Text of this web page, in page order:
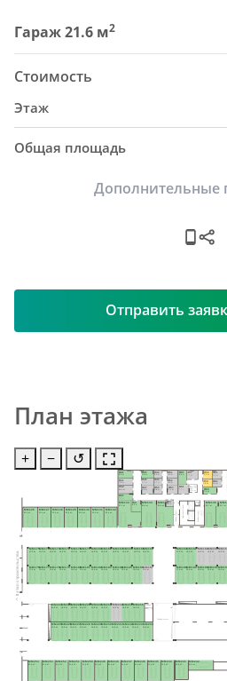
Гараж 21.6 м2
Стоимость
Этаж
Общая площадь
Дополнительные
Отправить
План этажа
+ − ↺
Тамбур-шлюз
Тамбур
Тамбур-шлюз Лифтовый холл Тамбур-шлюз
Пом. уб.
4.6 м²
MM126
22.3 м²
MM127
22.3 м²
MM128
22.3 м²
MM129
22.3 м²
MM130
22.3 м²
MM131
22.3 м²
MM132
22.3 м²
MM133
37.1 м²
MM134
30.9 м²
MM135
29.9 м²
MM136
23.7 м²
15.9 м²
MM160
15.9 м²
MM161
15.9 м²
MM162
15.9 м²
MM163
17.0 м²
MM164
15.9 м²
MM165
15.9 м²
MM166
15.9 м²
MM167
15.9 м²
MM168
15.9 м²
MM169
15.9 м²
MM170
15.9 м²
MM171
15.9 м²
MM172
15.9 м²
MM173
15.9 м²
MM174
15.9 м²
MM175
17.0 м²
MM176
17.0 м²
MM177
15.9 м²
MM178
15.9 м²
MM179
15.9 м²
MM180
15.9 м²
MM181
15.9 м²
MM182
15.9 м²
MM183
15.9 м²
MM184
15.9 м²
MM185
15.9 м²
MM186
15.9 м²
MM187
15.9 м²
MM188
17.0 м²
MM189
15.9 м²
MM190
15.9 м²
MM191
15.9 м² 15.9 м²
MM216
18.6 м²
MM217
15.9 м²
MM218
15.9 м²
MM219
15.9 м²
MM220
15.9 м²
MM221
15.9 м²
MM222
15.9 м²
MM223
15.9 м²
MM224
15.9 м²
MM225
15.9 м²
MM226
15.9 м²
MM227
15.9 м²
MM228
15.9 м²
MM229
15.9 м²
MM230
15.9 м²
MM231
15.9 м²
MM232
15.9 м²
MM233
15.9 м²
MM234
15.9 м²
MM242
22.9 м²
MM243
19.8 м²
MM244
MM245
21.6 м²
MM246
21.6 м²
MM247
21.6 м²
MM248
21.6 м²
MM249
21.6 м²
MM250
21.6 м²
MM251
21.6 м²
MM252
21.6 м²
MM253
21.6 м²
MM254
23.4 м²
H40
8.9 м²
H41
7.9 м²
H42
10.0 м²
H43
7.5 м²
H44
8.0 м²
H45
6.9 м²
H46
6.7 м²
H47
8.0 м²
H48
5.0 м²
H49
4.7 м²
H50
5.8 м²
H51
6.2 м²
H52
5.9 м²
H53
H54
3.9 м²
H55
9.4 м²
H56
7.8 м²
H57
7.7 м²
H58
6.2 м²
H59
5.8 м²
H60
H61
H62
5.5 м²
II этап строительства